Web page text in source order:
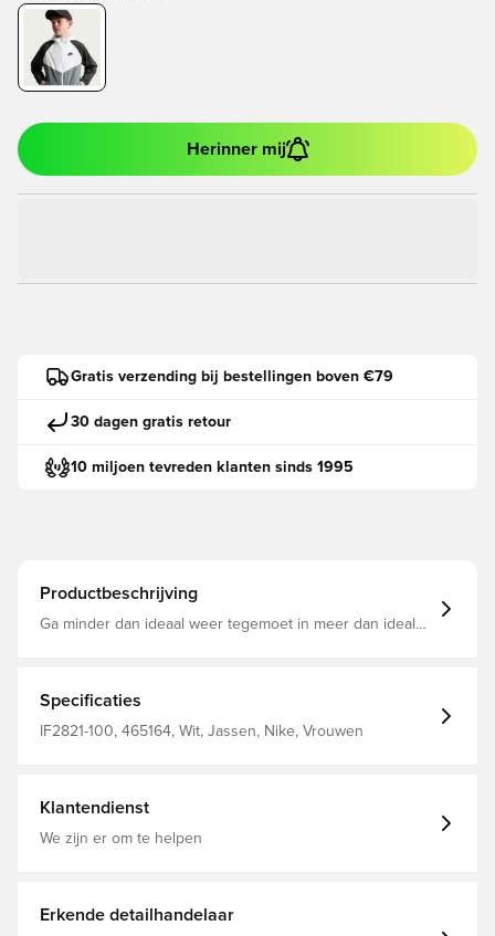
Herinner mij
Gratis verzending bij bestellingen boven €79
30 dagen gratis retour
10 miljoen tevreden klanten sinds 1995
Productbeschrijving
Ga minder dan ideaal weer tegemoet in meer dan ideale
handbereik.
Specificaties
IF2821-100, 465164, Wit, Jassen, Nike, Vrouwen
Klantendienst
We zijn er om te helpen
Erkende detailhandelaar